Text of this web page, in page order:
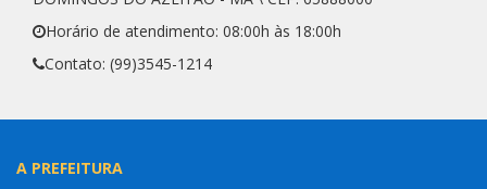
Horário de atendimento: 08:00h às 18:00h
Contato: (99)3545-1214
A PREFEITURA